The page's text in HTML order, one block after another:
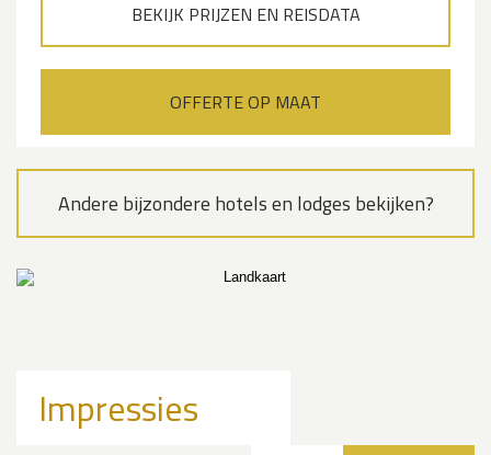
BEKIJK PRIJZEN EN REISDATA
OFFERTE OP MAAT
Andere bijzondere hotels en lodges bekijken?
Impressies